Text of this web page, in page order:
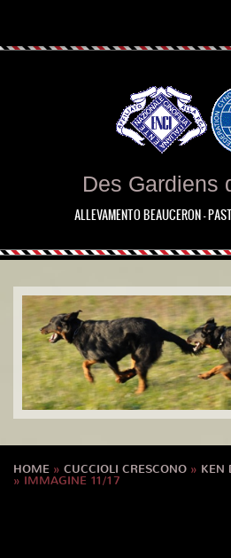
Des Gardiens
ALLEVAMENTO BEAUCERON -
HOME » CUCCIOLI CRESCONO » KEN
» IMMAGINE 11/17